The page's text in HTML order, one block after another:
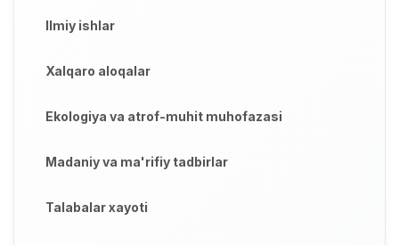
Ilmiy ishlar
Xalqaro aloqalar
Ekologiya va atrof-muhit muhofazasi
Madaniy va ma'rifiy tadbirlar
Talabalar xayoti